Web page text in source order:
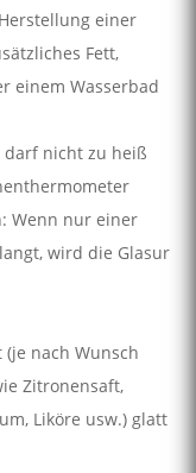
einer
Fett,
einem Wasserbad
darf nicht zu heiß
Wenn nur einer
wird die Glasur
(je nach Wunsch
Zitronensaft,
Liköre usw.) glatt